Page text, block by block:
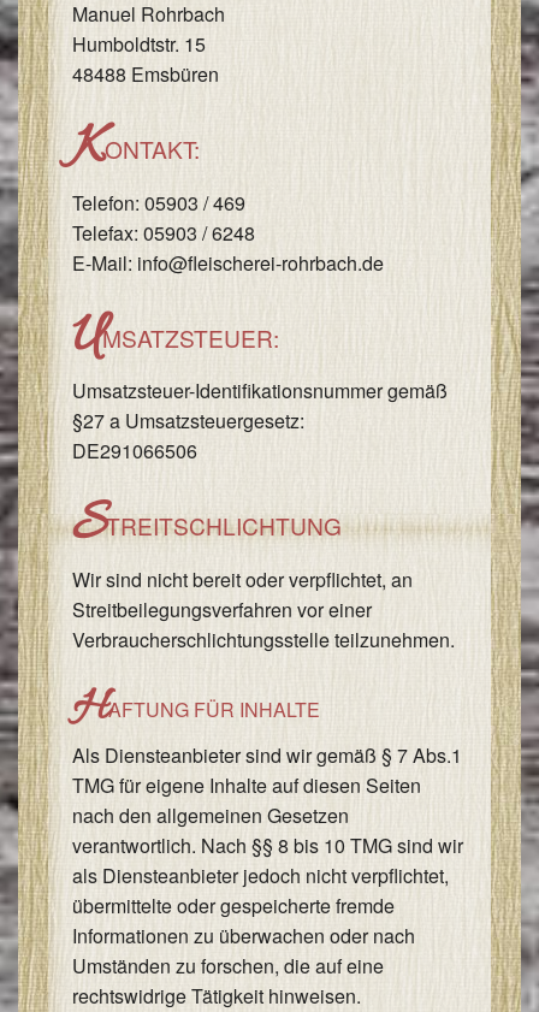
&
Manuel Rohrbach
Humboldtstr. 15
48488 Emsbüren
KONTAKT:
Telefon: 05903 / 469
Telefax: 05903 / 6248
E-Mail: info@fleischerei-rohrbach.de
UMSATZSTEUER:
Umsatzsteuer-Identifikationsnummer gemäß
§27 a Umsatzsteuergesetz:
DE291066506
STREITSCHLICHTUNG
Wir sind nicht bereit oder verpflichtet, an
Streitbeilegungsverfahren vor einer
Verbraucherschlichtungsstelle teilzunehmen.
HAFTUNG FÜR INHALTE
Als Diensteanbieter sind wir gemäß § 7 Abs.1
TMG für eigene Inhalte auf diesen Seiten
nach den allgemeinen Gesetzen
verantwortlich. Nach §§ 8 bis 10 TMG sind wir
als Diensteanbieter jedoch nicht verpflichtet,
übermittelte oder gespeicherte fremde
Informationen zu überwachen oder nach
Umständen zu forschen, die auf eine
rechtswidrige Tätigkeit hinweisen.